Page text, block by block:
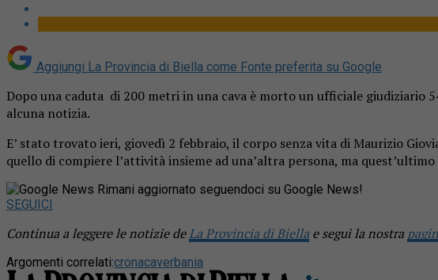
Aggiungi La Provincia di Biella come Fonte preferita su Google
Dopo una caduta di 200 metri in una cava è morto un ufficiale giudiziario
alcuna notizia.
E’ stato trovato ieri, giovedì 2 febbraio, il corpo senza vita di Maurizio
quello di compiere l’attività insieme ad una’altra persona, ma
Rimani aggiornato seguendoci su Google News!
SEGUICI
Continua a leggere le notizie deLa Provincia di Biella e segui la nostra
Argomenti correlati:cronacaverbania